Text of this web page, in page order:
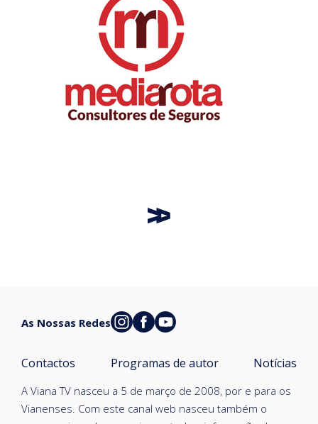
A Viana TV nasceu a 5 de março de 2008, por e para os
Vianenses. Com este canal web nasceu também o
Contactos Programas de autor Notícias
As Nossas Redes